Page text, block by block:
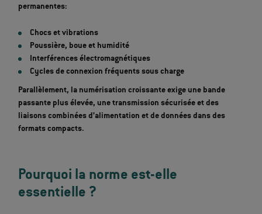
permanentes:
Chocs et vibrations
Poussière, boue et humidité
Interférences électromagnétiques
Cycles de connexion fréquents sous charge
Parallèlement, la numérisation croissante exigeune bande
passante plus élevée, une transmission sécurisée et des
liaisons combinéesd’alimentation et de donnéesdans des
formats compacts.
Pourquoi la norme est-elle
essentielle ?